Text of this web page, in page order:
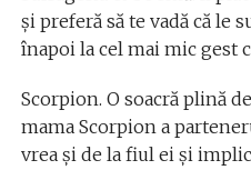
şi preferă să te vadă că le
înapoi la cel mai mic gest
Scorpion. O soacră plină
mama Scorpion a
vrea şi de la fiul ei şi